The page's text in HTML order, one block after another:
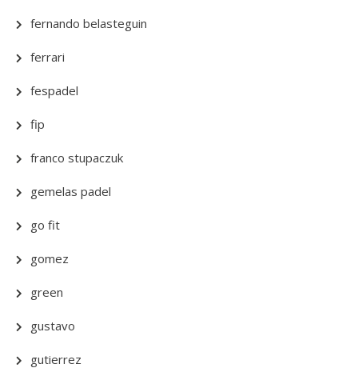
fernando belasteguin
ferrari
fespadel
fip
franco stupaczuk
gemelas padel
go fit
gomez
green
gustavo
gutierrez